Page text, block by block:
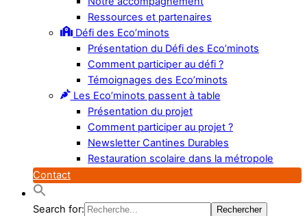
Ressources et partenaires
Défi des Eco’minots
Présentation du Défi des Eco’minots
Comment participer au défi ?
Témoignages des Eco’minots
Les Eco’minots passent à table
Présentation du projet
Comment participer au projet ?
Newsletter Cantines Durables
Restauration scolaire dans la métropole
Contact
Search for: